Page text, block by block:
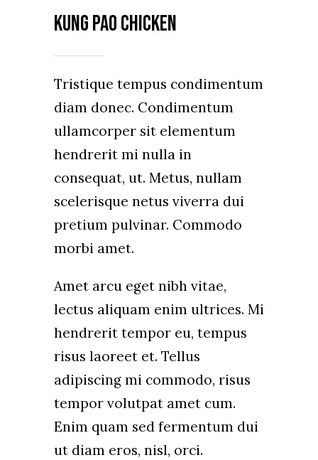
Kung Pao Chicken
Tristique tempus condimentum
diam donec. Condimentum
ullamcorper sit elementum
hendrerit mi nulla in
consequat, ut. Metus, nullam
scelerisque netus viverra dui
pretium pulvinar. Commodo
morbi amet.
Amet arcu eget nibh vitae,
lectus aliquam enim ultrices. Mi
hendrerit tempor eu, tempus
risus laoreet et. Tellus
adipiscing mi commodo, risus
tempor volutpat amet cum.
Enim quam sed fermentum dui
ut diam eros, nisl, orci.